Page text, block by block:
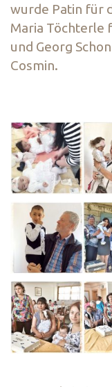
wurde Patin für
Maria Töchterle
und Georg
Cosmin.